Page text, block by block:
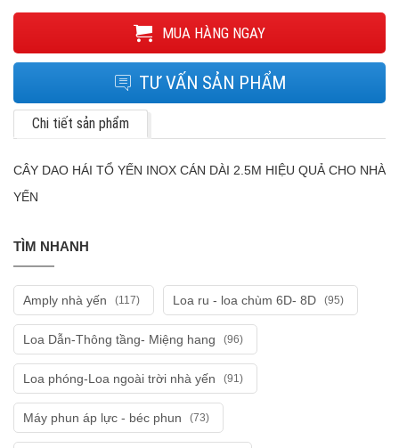
MUA HÀNG NGAY
TƯ VẤN SẢN PHẨM
Chi tiết sản phẩm
CÂY DAO HÁI TỔ YẾN INOX CÁN DÀI 2.5M HIỆU QUẢ CHO NHÀ
YẾN
TÌM NHANH
Amply nhà yến (117) Loa ru - loa chùm 6D- 8D (95)
Loa Dẫn-Thông tầng- Miệng hang (96)
Loa phóng-Loa ngoài trời nhà yến (91)
Máy phun áp lực - béc phun (73)